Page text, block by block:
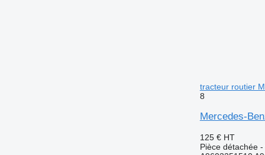
tracteur routier
8
Mercedes-
125 € HT
Pièce détachée